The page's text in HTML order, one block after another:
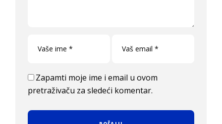
Zapamti moje ime i email u ovom
pretraživaču za sledeći komentar.